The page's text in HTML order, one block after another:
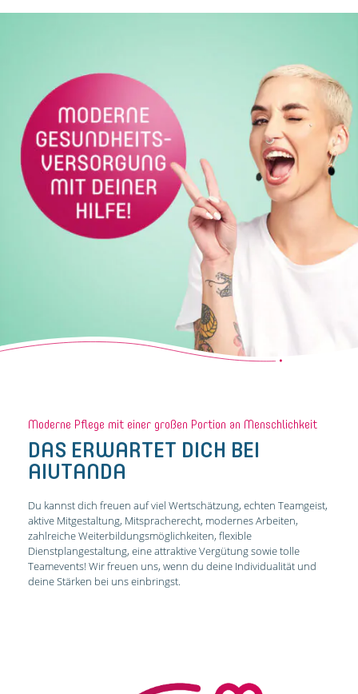
Moderne Pflege mit einer großen Portion an Menschlichkeit
DAS ERWARTET DICH BEI
AIUTANDA
Du kannst dich freuen auf viel Wertschätzung, echten Teamgeist,
aktive Mitgestaltung, Mitspracherecht, modernes Arbeiten,
zahlreiche Weiterbildungsmöglichkeiten, flexible
Dienstplangestaltung, eine attraktive Vergütung sowie tolle
Teamevents! Wir freuen uns, wenn du deine Individualität und
deine Stärken bei uns einbringst.